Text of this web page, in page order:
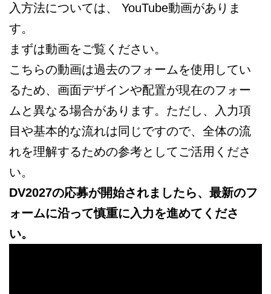
入方法については、 YouTube動画がありま
す。
まずは動画をご覧ください。
こちらの動画は過去のフォームを使用してい
るため、画面デザインや配置が現在のフォー
ムと異なる場合があります。ただし、入力項
目や基本的な流れは同じですので、全体の流
れを理解するための参考としてご活用くださ
い。
DV2027の応募が開始されましたら、最新のフ
ォームに沿って慎重に入力を進めてくださ
い。